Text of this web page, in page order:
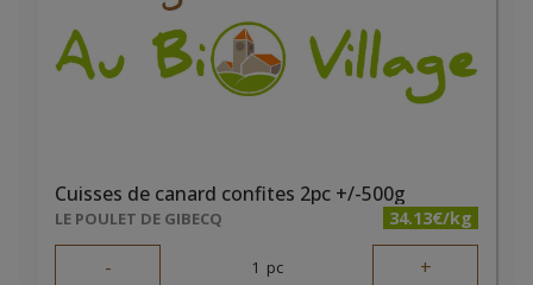
Cuisses de canard confites 2pc +/-500g
LE POULET DE GIBECQ 34.13€/kg
- 1 pc +